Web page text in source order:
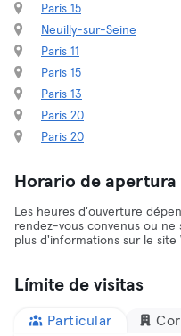
Paris 15
Neuilly-sur-Seine
Paris 11
Paris 15
Paris 13
Paris 20
Paris 20
Horario de apertura
Les heures d'ouverture
rendez-vous convenus ou ne
plus d'informations sur le site
Límite de visitas
Particular